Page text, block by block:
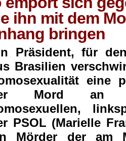
ihn mit dem
bringen
Präsident, für
Brasilien
eine
Mord an
PSOL (Marielle
Mörder der am